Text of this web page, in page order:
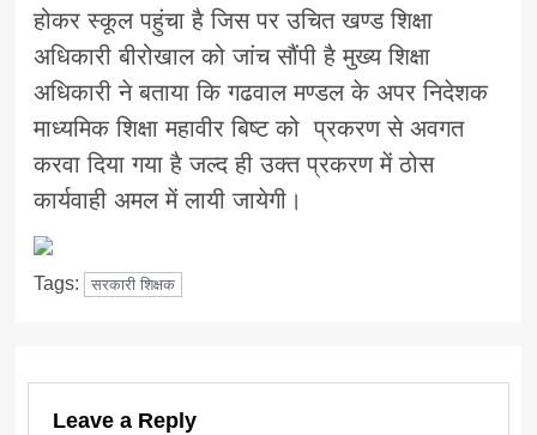
होकर स्कूल पहुंचा है जिस पर उचित खण्ड शिक्षा
अधिकारी बीरोखाल को जांच सौंपी है मुख्य शिक्षा
अधिकारी ने बताया कि गढवाल मण्डल के अपर निदेशक
माध्यमिक शिक्षा महावीर बिष्ट को प्रकरण से अवगत
करवा दिया गया है जल्द ही उक्त प्रकरण में ठोस
कार्यवाही अमल में लायी जायेगी।
Tags: सरकारी शिक्षक
Leave a Reply